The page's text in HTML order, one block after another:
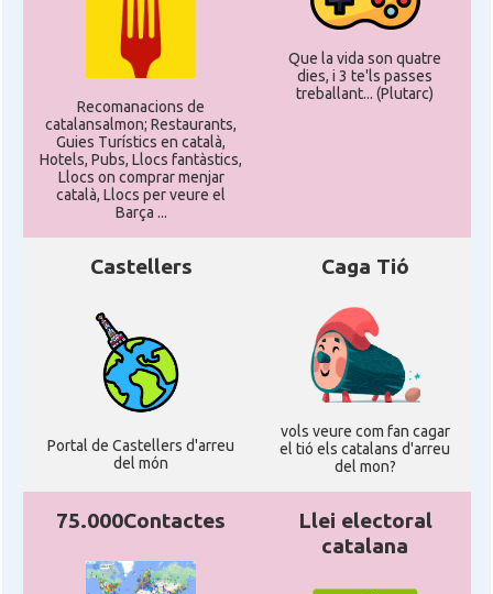
Recomanacions de
catalansalmon; Restaurants,
Guies Turístics en català,
Hotels, Pubs, Llocs fantàstics,
Llocs on comprar menjar
català, Llocs per veure el
Barça ...
Que la vida son quatre
dies, i 3 te'ls passes
treballant... (Plutarc)
Castellers
Portal de Castellers d'arreu
del món
Caga Tió
vols veure com fan cagar
el tió els catalans d'arreu
del mon?
75.000Contactes
Llei electoral
catalana